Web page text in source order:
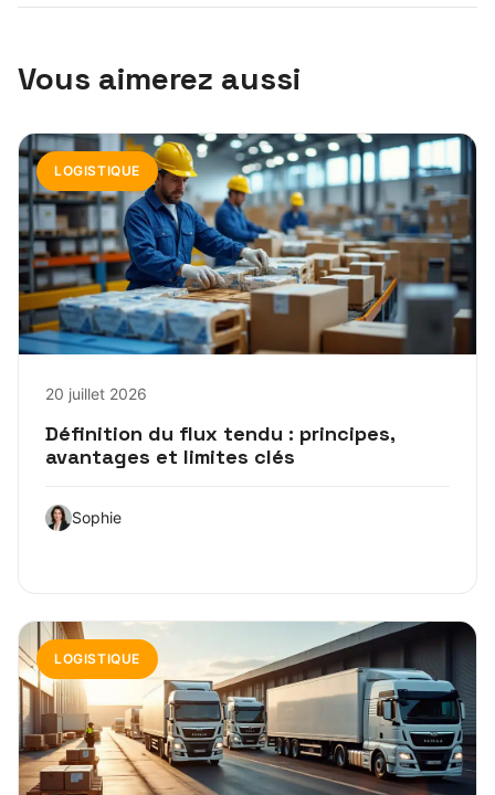
Vous aimerez aussi
LOGISTIQUE
20 juillet 2026
Définition du flux tendu : principes,
avantages et limites clés
Sophie
LOGISTIQUE